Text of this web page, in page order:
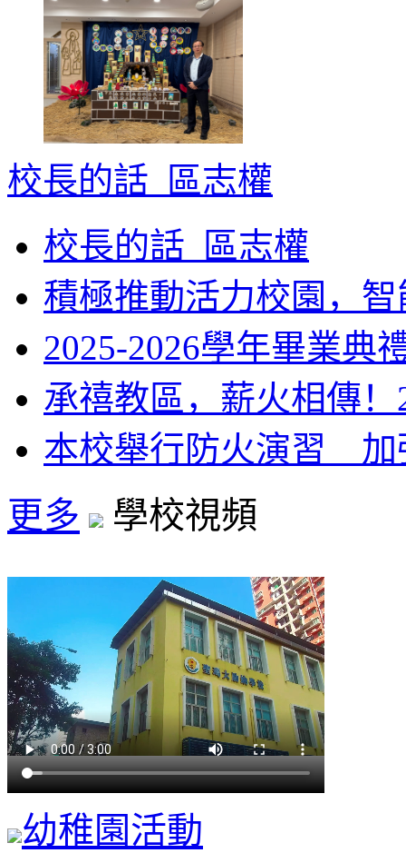
校長的話_區志權
校長的話_區志權
積極推動活力校園，
2025-2026學年畢業典
承禧教區，薪火相傳！
本校舉行防火演習 加
更多 學校視頻
幼稚園活動